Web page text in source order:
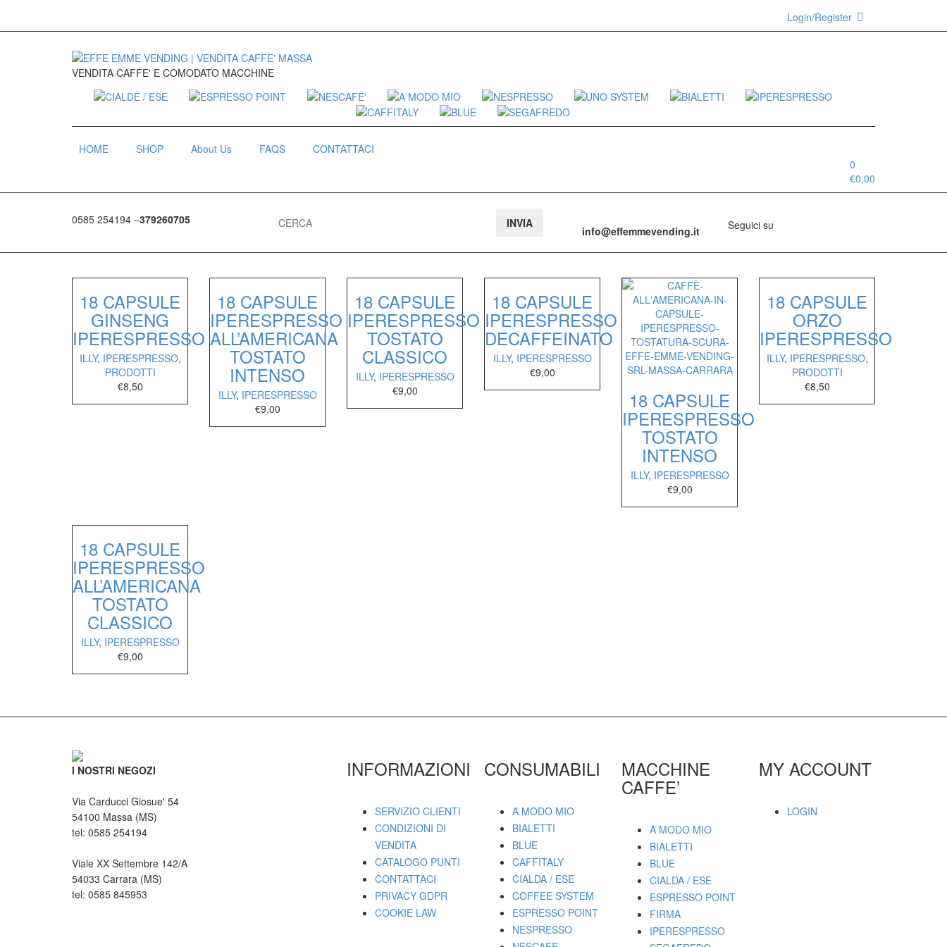
Login/Register
VENDITA CAFFE' E COMODATO MACCHINE
HOME SHOP About Us FAQS
CONTATTACI
0
€0,00
0585 254194 –379260705
info@effemmevending.it
Seguici su
18 CAPSULE
GINSENG
IPERESPRESSO
ILLY, IPERESPRESSO,
PRODOTTI
€8,50
18 CAPSULE
IPERESPRESSO
ALL’AMERICANA
TOSTATO
INTENSO
ILLY, IPERESPRESSO
€9,00
18 CAPSULE
IPERESPRESSO
TOSTATO
CLASSICO
ILLY, IPERESPRESSO
€9,00
18 CAPSULE
IPERESPRESSO
DECAFFEINATO
ILLY, IPERESPRESSO
€9,00
18 CAPSULE
IPERESPRESSO
TOSTATO
INTENSO
ILLY, IPERESPRESSO
€9,00
18 CAPSULE
ORZO
IPERESPRESSO
ILLY, IPERESPRESSO,
PRODOTTI
€8,50
18 CAPSULE
IPERESPRESSO
ALL’AMERICANA
TOSTATO
CLASSICO
ILLY, IPERESPRESSO
€9,00
I NOSTRI NEGOZI
Via Carducci Giosue' 54
54100 Massa (MS)
tel: 0585 254194
Viale XX Settembre 142/A
54033 Carrara (MS)
tel: 0585 845953
INFORMAZIONI
SERVIZIO CLIENTI
CONDIZIONI DI
VENDITA
CATALOGO PUNTI
CONTATTACI
PRIVACY GDPR
COOKIE LAW
CONSUMABILI
A MODO MIO
BIALETTI
BLUE
CAFFITALY
CIALDA / ESE
COFFEE SYSTEM
ESPRESSO POINT
NESPRESSO
MACCHINE
CAFFE’
A MODO MIO
BIALETTI
BLUE
CIALDA / ESE
ESPRESSO POINT
FIRMA
IPERESPRESSO
MY ACCOUNT
LOGIN